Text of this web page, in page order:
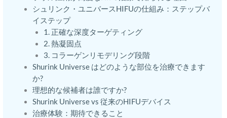
シュリンク・ユニバースHIFUの仕組み：ステップバ
イステップ
1. 正確な深度ターゲティング
2. 熱凝固点
3. コラーゲンリモデリング段階
Shurink Universe はどのような部位を治療できます
か?
理想的な候補者は誰ですか?
Shurink Universe vs 従来のHIFUデバイス
治療体験：期待できること